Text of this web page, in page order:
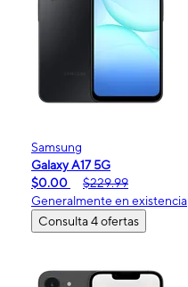
Samsung
Galaxy A17 5G
$0.00
$229.99
Generalmente en existencia
Consulta 4 ofertas